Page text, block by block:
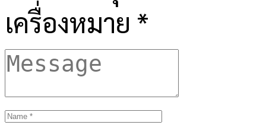
เครื่องหมาย *